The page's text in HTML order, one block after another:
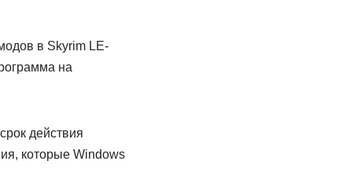
в Skyrim LE-
на
действия
которые Windows